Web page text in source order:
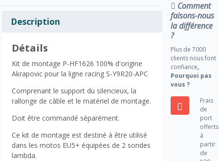
Description
Détails
Kit de montage P-HF1626 100% d'origine
Akrapovic pour la ligne racing S-Y9R20-APC
Comprenant le support du silencieux, la
rallonge de câble et le matériel de montage.
Doit être commandé séparément.
Ce kit de montage est destiné à être utilisé
dans les motos EU5+ équipées de 2 sondes
lambda.
Comment
faisons-nous
la différence
?
Plus de 7000
clients nous font
confiance,
Pourquoi pas
vous ?
Frais
de
port
offerts
à
partir
de